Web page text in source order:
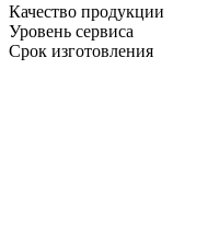
Качество продукции
Уровень сервиса
Срок изготовления